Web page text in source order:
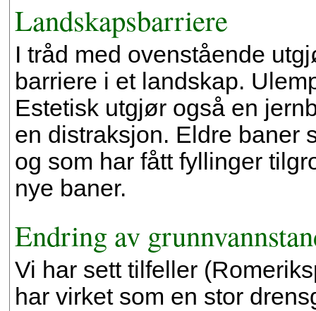
Landskapsbarriere
I tråd med ovenstående
barriere i et landskap.
Estetisk utgjør også en
en distraksjon. Eldre baner
og som har fått fyllinger
nye baner.
Endring av
Vi har sett tilfeller
har virket som en stor